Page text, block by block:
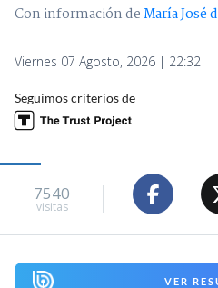
Con información deMaría José
Viernes 07 Agosto, 2026 | 22:32
Seguimos criterios de
7540
visitas
VER